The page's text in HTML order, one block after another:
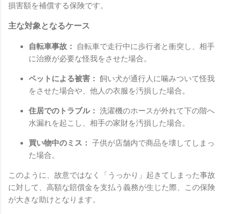
損害額を補償する保険です。
主な対象となるケース
自転車事故：
自転車で走行中に歩行者と衝突し、相手
に治療が必要な怪我をさせた場合。
ペットによる被害： 飼い犬が通行人に噛みついて怪我
をさせた場合や、他人の衣服を汚損した場合。
住居でのトラブル： 洗濯機のホースが外れて下の階へ
水漏れを起こし、相手の家財を汚損した場合。
買い物中のミス： 子供が店舗内で商品を壊してしまっ
た場合。
このように、故意ではなく「うっかり」起きてしまった事故
に対して、高額な賠償金を支払う義務が生じた際、この保険
が大きな助けとなります。